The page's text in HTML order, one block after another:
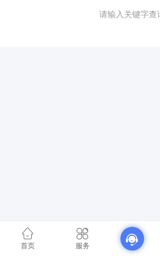
请输入关键字查
首页 服务